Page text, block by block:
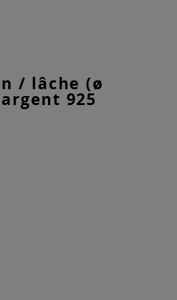
/ lâche (ø
925